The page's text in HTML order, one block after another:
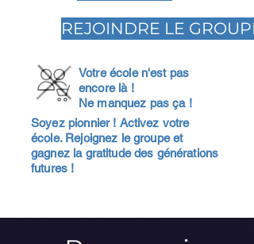
REJOINDRE LE GROUPE
Votre école n'est pas
encore là !
Ne manquez pas ça !
Soyez pionnier ! Activez votre
école. Rejoignez le groupe et
gagnez la gratitude des générations
futures !